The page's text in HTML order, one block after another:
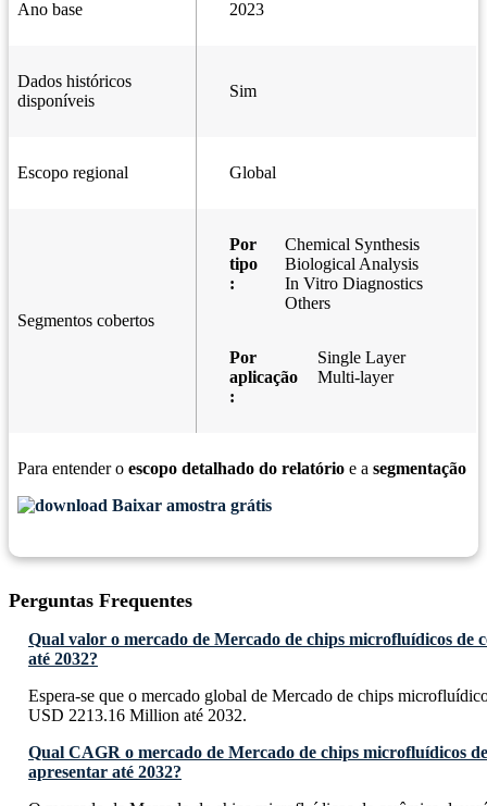
Ano base 2023
Dados históricos
disponíveis
Sim
Escopo regional Global
Segmentos cobertos
Por
tipo
:
Chemical Synthesis
Biological Analysis
In Vitro Diagnostics
Others
Por
aplicação
:
Single Layer
Multi-layer
Para entender o escopo detalhado do relatório e a segmentação
Baixar amostra grátis
Perguntas Frequentes
Qual valor o mercado de Mercado de chips microfluídicos de
até 2032?
Espera-se que o mercado global de Mercado de chips
USD 2213.16 Million até 2032.
Qual CAGR o mercado de Mercado de chips microfluídicos
apresentar até 2032?